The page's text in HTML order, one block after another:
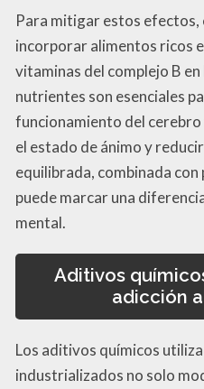
Para mitigar estos efectos,
incorporar alimentos ricos
vitaminas del complejo B
nutrientes son esenciales
funcionamiento del
el estado de ánimo y
equilibrada, combinada
puede marcar una
mental.
Aditivos
adicción
Los aditivos químicos
industrializados no solo